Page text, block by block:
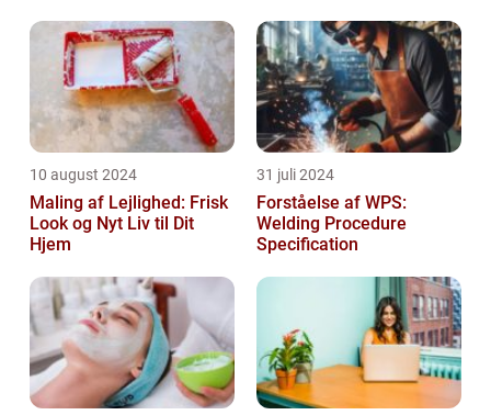
10 august 2024
Maling af Lejlighed: Frisk
Look og Nyt Liv til Dit
Hjem
31 juli 2024
Forståelse af WPS:
Welding Procedure
Specification